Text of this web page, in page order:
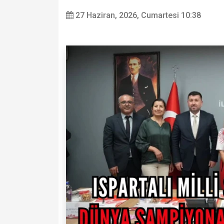
27 Haziran, 2026, Cumartesi 10:38